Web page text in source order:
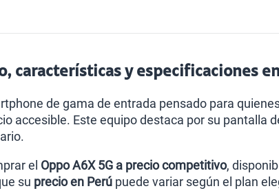
características y especificaciones
de gama de entrada pensado para
accesible. Este equipo destaca por su pantalla
el Oppo A6X 5G a precio competitivo,
su precio en Perú puede variar según el plan